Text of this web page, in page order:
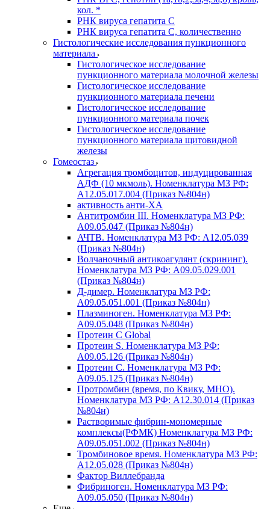
кол. *
РНК вируса гепатита C
РНК вируса гепатита C, количественно
Гистологические исследования пункционного
материала
Гистологическое исследование
пункционного материала молочной железы
Гистологическое исследование
пункционного материала печени
Гистологическое исследование
пункционного материала почек
Гистологическое исследование
пункционного материала щитовидной
железы
Гомеостаз
Агрегация тромбоцитов, индуцированная
АДФ (10 мкмоль). Номенклатура МЗ РФ:
A12.05.017.004 (Приказ №804н)
активность анти-ХА
Антитромбин III. Номенклатура МЗ РФ:
A09.05.047 (Приказ №804н)
АЧТВ. Номенклатура МЗ РФ: A12.05.039
(Приказ №804н)
Волчаночный антикоагулянт (скрининг).
Номенклатура МЗ РФ: A09.05.029.001
(Приказ №804н)
Д-димер. Номенклатура МЗ РФ:
A09.05.051.001 (Приказ №804н)
Плазминоген. Номенклатура МЗ РФ:
A09.05.048 (Приказ №804н)
Протеин C Global
Протеин S. Номенклатура МЗ РФ:
A09.05.126 (Приказ №804н)
Протеин С. Номенклатура МЗ РФ:
A09.05.125 (Приказ №804н)
Протромбин (время, по Квику, МНО).
Номенклатура МЗ РФ: A12.30.014 (Приказ
№804н)
Растворимые фибрин-мономерные
комплексы(РФМК) Номенклатура МЗ РФ:
A09.05.051.002 (Приказ №804н)
Тромбиновое время. Номенклатура МЗ РФ:
A12.05.028 (Приказ №804н)
Фактор Виллебранда
Фибриноген. Номенклатура МЗ РФ:
A09.05.050 (Приказ №804н)